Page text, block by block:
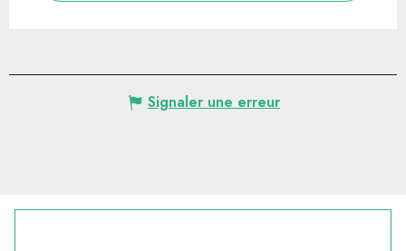
Signaler une erreur